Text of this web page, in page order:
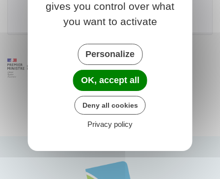
Agence nationale des titres sécurisés (ANTS)
gives you control over what
you want to activate
Personalize
OK, accept all
Deny all cookies
Privacy policy